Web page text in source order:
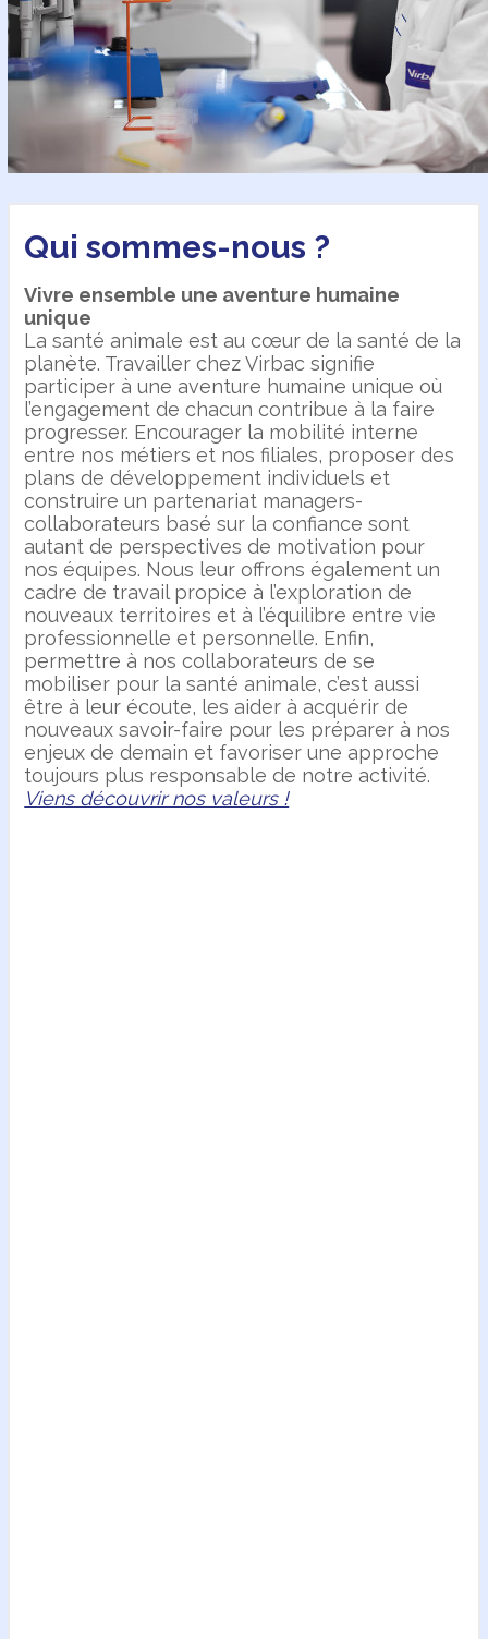
Qui sommes-nous ?
Vivre ensemble une aventure humaine
unique
La santé animale est au cœur de la santé de la
planète. Travailler chez Virbac signifie
participer à une aventure humaine unique où
l’engagement de chacun contribue à la faire
progresser. Encourager la mobilité interne
entre nos métiers et nos filiales, proposer des
plans de développement individuels et
construire un partenariat managers-
collaborateurs basé sur la confiance sont
autant de perspectives de motivation pour
nos équipes. Nous leur offrons également un
cadre de travail propice à l’exploration de
nouveaux territoires et à l’équilibre entre vie
professionnelle et personnelle. Enfin,
permettre à nos collaborateurs de se
mobiliser pour la santé animale, c’est aussi
être à leur écoute, les aider à acquérir de
nouveaux savoir-faire pour les préparer à nos
enjeux de demain et favoriser une approche
toujours plus responsable de notre activité.
Viens découvrir nos valeurs !